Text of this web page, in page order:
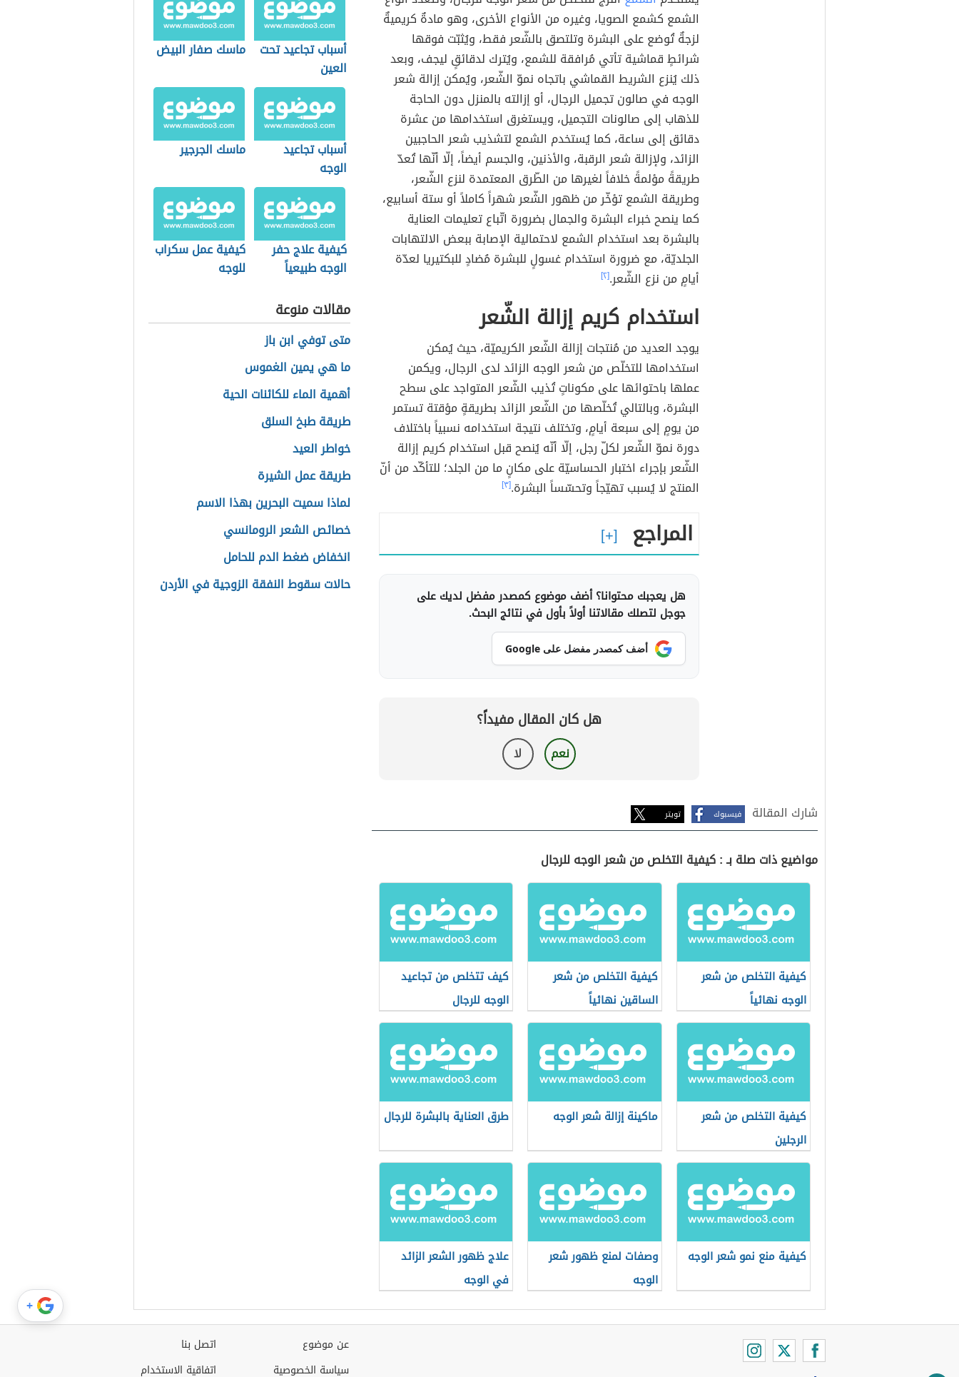
الشمع كشمع الصويا، وغيره من الأنواع الأخرى، وهو مادةٌ كريميةٌ
لزجةٌ تُوضع على البشرة وتلتصق بالشّعر فقط، ويُثبّت فوقها
شرائطٍ قماشية تأتي مُرافقة للشمع، ويُترك لدقائقٍ ليجف، وبعد
ذلك يُنزع الشريط القماشي باتجاه نموّ الشّعر، ويُمكن إزالة شعر
الوجه في صالون تجميل الرجال، أو إزالته بالمنزل دون الحاجة
للذهاب إلى صالونات التجميل، ويستغرق استخدامها من عشرة
دقائق إلى ساعة، كما يُستخدم الشمع لتشذيب شعر الحاجبين
الزائد، ولإزالة شعر الرقبة، والأذنين، والجسم أيضاً، إلّا أنّها تُعدّ
طريقةً مؤلمةً خلافاً لغيرها من الطّرق المعتمدة لنزع الشّعر،
وطريقة الشمع تؤخّر من ظهور الشّعر شهراً كاملاً أو ستة أسابيع،
كما ينصح خبراء البشرة والجمال بضرورة اتّباع تعليمات العناية
بالبشرة بعد استخدام الشمع لاحتمالية الإصابة ببعض الالتهابات
الجلديّة، مع ضرورة استخدام غسولٍ للبشرة مُضادٍ للبكتيريا لعدّة
أيامٍ من نزع الشّعر.[٢]
استخدام كريم إزالة الشّعر
يوجد العديد من مُنتجات إزالة الشّعر الكريميّة، حيث يُمكن
استخدامها للتخلّص من شعر الوجه الزائد لدى الرجال، ويكمن
عملها باحتوائها على مكوناتٍ تُذيب الشّعر المتواجد على سطح
البشرة، وبالتالي تُخلّصها من الشّعر الزائد بطريقةٍ مؤقتة تستمر
من يومٍ إلى سبعة أيامٍ، وتختلف نتيجة استخدامه نسبياً باختلاف
دورة نموّ الشّعر لكلّ رجل، إلّا أنّه يُنصح قبل استخدام كريم إزالة
الشّعر بإجراء اختبار الحساسيّة على مكانٍ ما من الجلد؛ للتأكّد من أنّ
المنتج لا يُسبب تهيّجاً وتحسّساً البشرة.[٣]
المراجع
هل يعجبك محتوانا؟ أضف موضوع كمصدر مفضل لديك على
جوجل لتصلك مقالاتنا أولاً بأول في نتائج البحث.
أضف كمصدر مفضل على Google
هل كان المقال مفيداً؟
نعم لا
شارك المقالة فيسبوك تويتر
مواضيع ذات صلة بـ : كيفية التخلص من شعر الوجه للرجال
كيفية التخلص من شعر
الوجه نهائياً
كيفية التخلص من شعر
الساقين نهائياً
كيف تتخلص من تجاعيد
الوجه للرجال
كيفية التخلص من شعر
الرجلين
ماكينة إزالة شعر الوجه طرق العناية بالبشرة للرجال
كيفية منع نمو شعر الوجه
وصفات لمنع ظهور شعر
الوجه
علاج ظهور الشعر الزائد
في الوجه
أسباب تجاعيد تحت
العين
ماسك صفار البيض
أسباب تجاعيد
الوجه
ماسك الجرجير
كيفية علاج حفر
الوجه طبيعياً
كيفية عمل سكراب
للوجه
مقالات منوعة
متى توفي ابن باز
ما هي يمين الغموس
أهمية الماء للكائنات الحية
طريقة طبخ السلق
خواطر العيد
طريقة عمل الشيرة
لماذا سميت البحرين بهذا الاسم
خصائص الشعر الرومانسي
انخفاض ضغط الدم للحامل
حالات سقوط النفقة الزوجية في الأردن
اتصل بنا
اتفاقية الاستخدام
عن موضوع
سياسة الخصوصية
+